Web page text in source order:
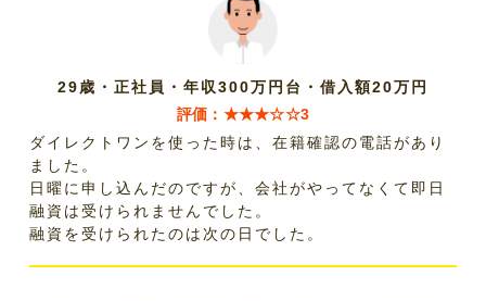
29歳・正社員・年収300万円台・借入額20万円
評価：★★★☆☆3
ダイレクトワンを使った時は、在籍確認の電話があり
ました。
日曜に申し込んだのですが、会社がやってなくて即日
融資は受けられませんでした。
融資を受けられたのは次の日でした。